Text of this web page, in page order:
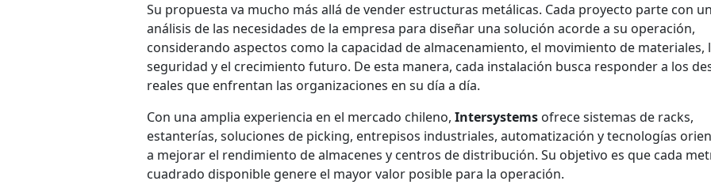
Su propuesta va mucho más allá de vender estructuras metálicas. Cada proyecto parte con
análisis de las necesidades de la empresa para diseñar una solución acorde a su operación,
considerando aspectos como la capacidad de almacenamiento, el movimiento de materiales,
seguridad y el crecimiento futuro. De esta manera, cada instalación busca responder a los
reales que enfrentan las organizaciones en su día a día.
Con una amplia experiencia en el mercado chileno,Intersystems ofrece sistemas de racks,
estanterías, soluciones de picking, entrepisos industriales, automatización y tecnologías
a mejorar el rendimiento de almacenes y centros de distribución. Su objetivo es que cada
cuadrado disponible genere el mayor valor posible para la operación.